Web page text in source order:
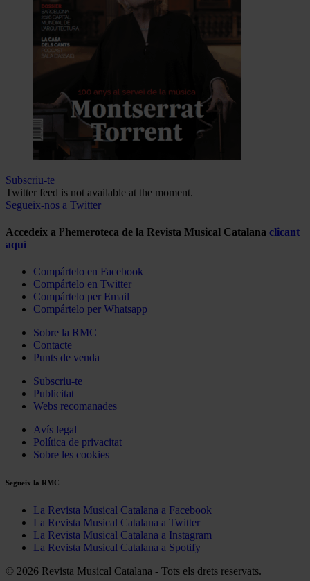
Subscriu-te
Twitter feed is not available at the moment.
Segueix-nos a Twitter
Accedeix a l’hemeroteca de la Revista Musical Catalana clicant
aquí
Compártelo en Facebook
Compártelo en Twitter
Compártelo per Email
Compártelo per Whatsapp
Sobre la RMC
Contacte
Punts de venda
Subscriu-te
Publicitat
Webs recomanades
Avís legal
Política de privacitat
Sobre les cookies
Segueix la RMC
La Revista Musical Catalana a Facebook
La Revista Musical Catalana a Twitter
La Revista Musical Catalana a Instagram
La Revista Musical Catalana a Spotify
© 2026 Revista Musical Catalana - Tots els drets reservats.